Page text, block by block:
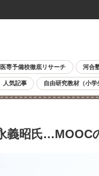
医専予備校徹底リサーチ 河合
人気記事 自由研究教材（小学
義昭氏…MOOC